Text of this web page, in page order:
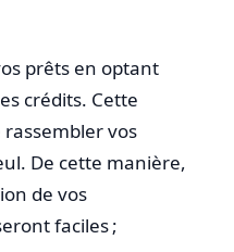
prêts en optant
crédits. Cette
vos
De cette manière,
de vos
faciles ;